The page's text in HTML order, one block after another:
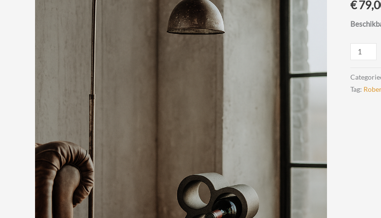
€
Grape
Wijnrek
Design
Robert
Tag: